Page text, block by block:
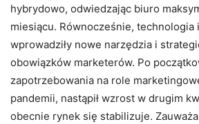
hybrydowo, odwiedzając biuro
miesiącu. Równocześnie, technologia
wprowadziły nowe narzędzia i
obowiązków marketerów. Po
zapotrzebowania na role
pandemii, nastąpił wzrost w drugim
obecnie rynek się stabilizuje.